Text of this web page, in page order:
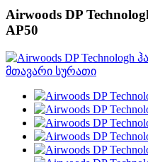
Airwoods DP
AP50